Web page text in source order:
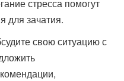
стресса помогут
для зачатия.
свою ситуацию с